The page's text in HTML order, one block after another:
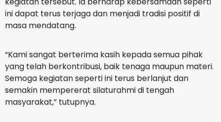
ini dapat terus terjaga dan menjadi tradisi positif di
masa mendatang.
“Kami sangat berterima kasih kepada semua pihak
yang telah berkontribusi, baik tenaga maupun materi.
Semoga kegiatan seperti ini terus berlanjut dan
semakin mempererat silaturahmi di tengah
masyarakat,” tutupnya.